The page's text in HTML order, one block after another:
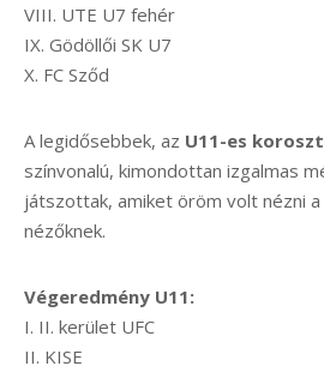
VIII. UTE U7 fehér
IX. Gödöllői SK U7
X. FC Sződ
A legidősebbek, az U11-es
színvonalú, kimondottan izgalmas
játszottak, amiket öröm volt nézni
nézőknek.
Végeredmény U11:
I. II. kerület UFC
II. KISE